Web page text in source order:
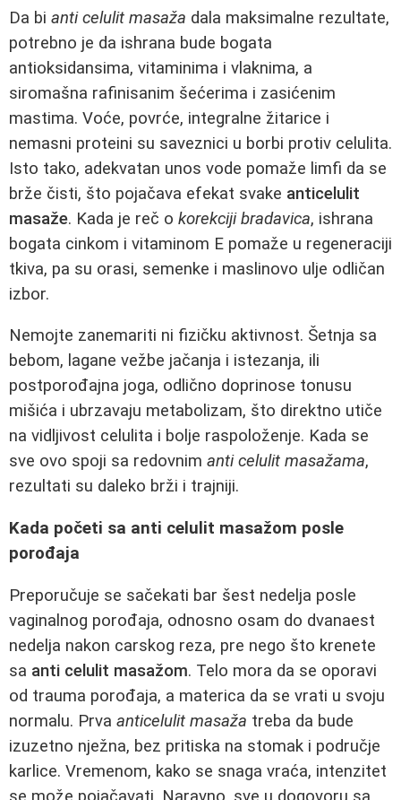
Da bi anti celulit masaža dala maksimalne rezultate,
potrebno je da ishrana bude bogata
antioksidansima, vitaminima i vlaknima, a
siromašna rafinisanim šećerima i zasićenim
mastima. Voće, povrće, integralne žitarice i
nemasni proteini su saveznici u borbi protiv celulita.
Isto tako, adekvatan unos vode pomaže limfi da se
brže čisti, što pojačava efekat svake anticelulit
masaže. Kada je reč o korekciji bradavica, ishrana
bogata cinkom i vitaminom E pomaže u regeneraciji
tkiva, pa su orasi, semenke i maslinovo ulje odličan
izbor.
Nemojte zanemariti ni fizičku aktivnost. Šetnja sa
bebom, lagane vežbe jačanja i istezanja, ili
postporođajna joga, odlično doprinose tonusu
mišića i ubrzavaju metabolizam, što direktno utiče
na vidljivost celulita i bolje raspoloženje. Kada se
sve ovo spoji sa redovnim anti celulit masažama,
rezultati su daleko brži i trajniji.
Kada početi sa anti celulit masažom posle
porođaja
Preporučuje se sačekati bar šest nedelja posle
vaginalnog porođaja, odnosno osam do dvanaest
nedelja nakon carskog reza, pre nego što krenete
sa anti celulit masažom. Telo mora da se oporavi
od trauma porođaja, a materica da se vrati u svoju
normalu. Prva anticelulit masaža treba da bude
izuzetno nježna, bez pritiska na stomak i područje
karlice. Vremenom, kako se snaga vraća, intenzitet
se može pojačavati. Naravno, sve u dogovoru sa